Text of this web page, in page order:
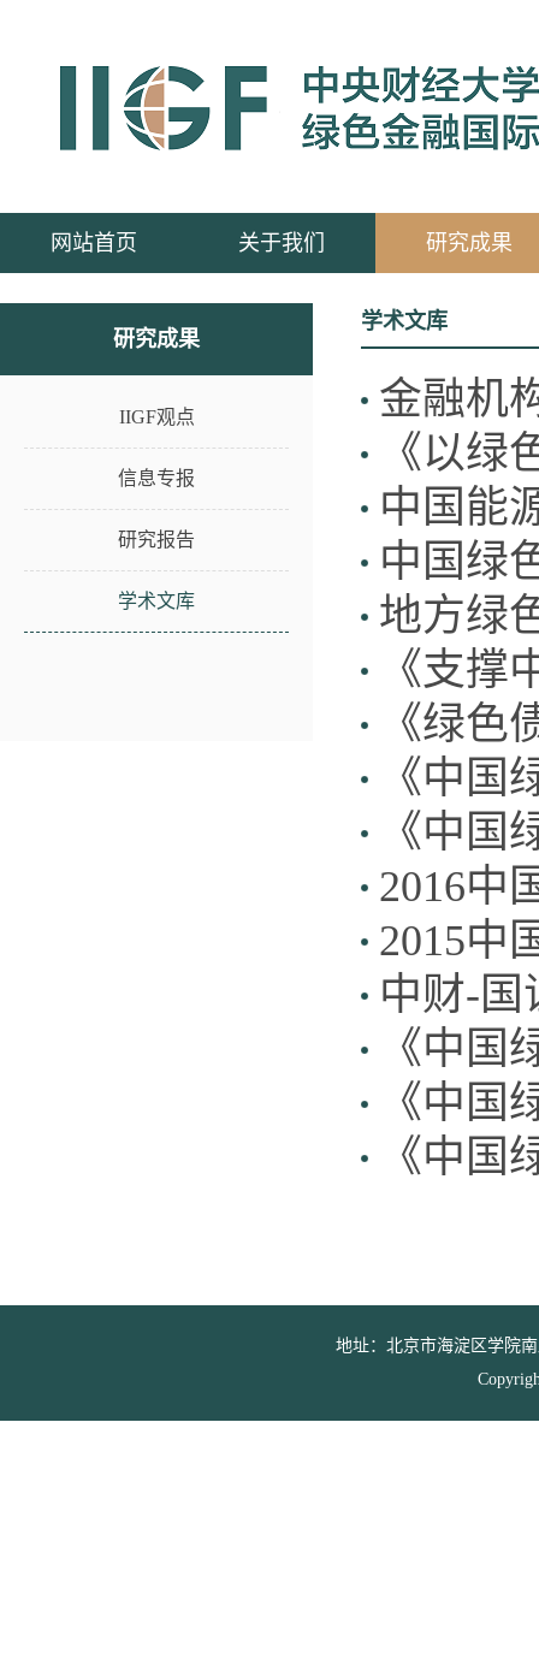
网站首页 关于我们 研究成果
研究成果
IIGF观点
信息专报
研究报告
学术文库
学术文库
金融机
《以
中国能
中国绿
地方绿
《支
《绿色
《中国
《中国
2016中
2015中
中财-国
《中国
《中国
《中国
地址：北京市海淀区学院